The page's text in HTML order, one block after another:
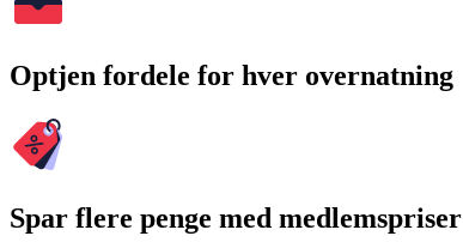
Optjen fordele for hver overnatning
Spar flere penge med medlemspriser